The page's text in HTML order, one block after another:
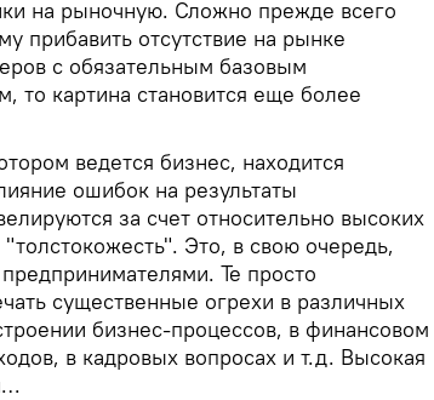
на рыночную. Сложно прежде всего
прибавить отсутствие на рынке
с обязательным базовым
то картина становится еще более
ведется бизнес, находится
ошибок на результаты
за счет относительно высоких
Это, в свою очередь,
Те просто
существенные огрехи в различных
бизнес-процессов, в финансовом
в кадровых вопросах и т.д. Высокая